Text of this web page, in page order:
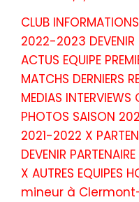
CLUB
2022-2023 DEVENIR
ACTUS EQUIPE
MATCHS DERNIERS
MEDIAS INTERVIEWS
PHOTOS SAISON
2021-2022 X
DEVENIR
X AUTRES EQUIPES
mineur à